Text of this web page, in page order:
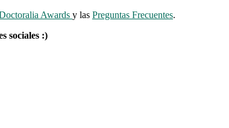
Awards y las Preguntas Frecuentes.
sociales :)